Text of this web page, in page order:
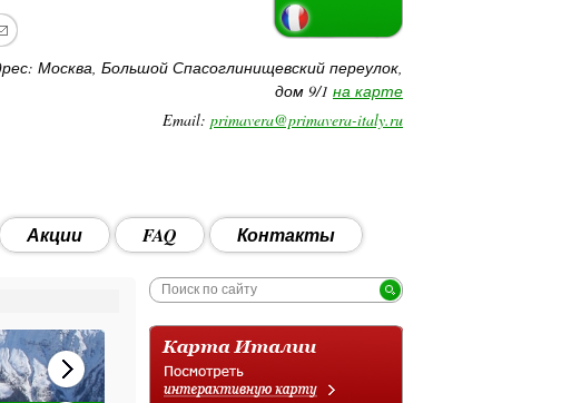
Москва, Большой Спасоглинищевский переулок,
дом 9/1 на карте
Email: primavera@primavera-italy.ru
Акции FAQ Контакты